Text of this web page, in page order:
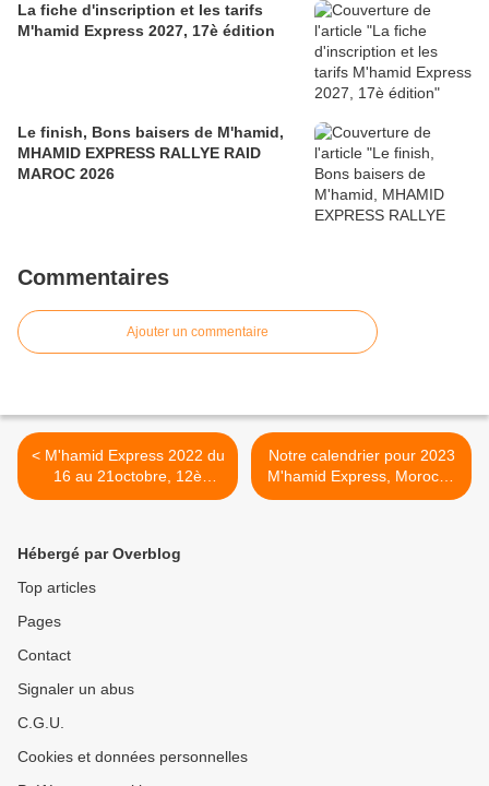
La fiche d'inscription et les tarifs
M'hamid Express 2027, 17è édition
Le finish, Bons baisers de M'hamid,
MHAMID EXPRESS RALLYE RAID
MAROC 2026
Commentaires
Ajouter un commentaire
< M'hamid Express 2022 du
16 au 21octobre, 12è
édition
Notre calendrier pour 2023
M'hamid Express, Morocco
Sand Express, l'Ecole du
Hébergé par Overblog
Top articles
Pages
Contact
Signaler un abus
C.G.U.
Cookies et données personnelles